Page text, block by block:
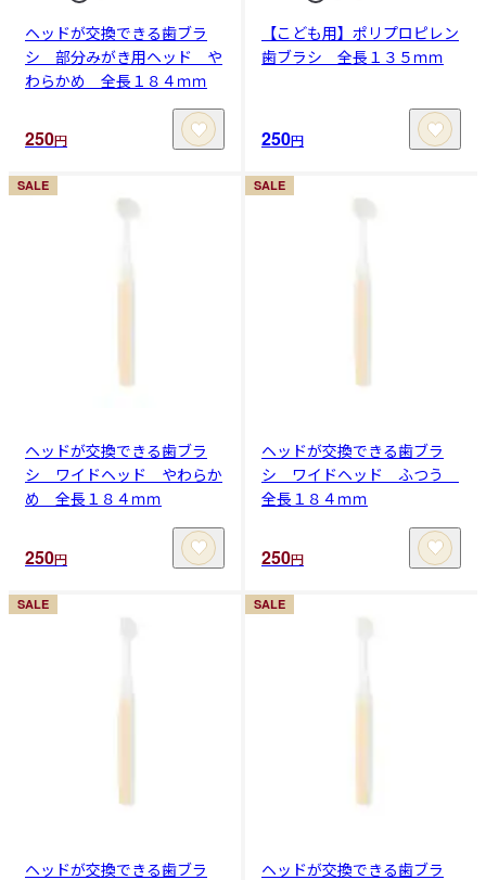
ヘッドが交換できる歯ブラ
シ 部分みがき用ヘッド や
わらかめ 全長１８４ｍｍ
250円
【こども用】ポリプロピレン
歯ブラシ 全長１３５ｍｍ
250円
SALE
ヘッドが交換できる歯ブラ
シ ワイドヘッド やわらか
め 全長１８４ｍｍ
250円
SALE
ヘッドが交換できる歯ブラ
シ ワイドヘッド ふつう
全長１８４ｍｍ
250円
SALE
ヘッドが交換できる歯ブラ
SALE
ヘッドが交換できる歯ブラ